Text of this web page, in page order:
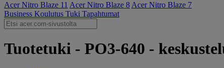
Acer Nitro Blaze 11 Acer Nitro Blaze 8 Acer Nitro Blaze 7
Business Koulutus Tuki Tapahtumat
Tuotetuki - PO3-640 -